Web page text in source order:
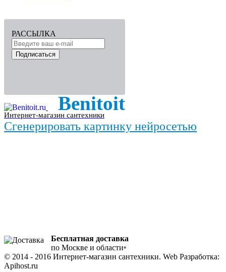
РАССЫЛКА
Подписаться
Benitoit
Интернет-магазин сантехники
Сгенерировать картинку нейросетью
Бесплатная доставка
по Москве и области*
© 2014 - 2016 Интернет-магазин сантехники. Web Разработка:
Apihost.ru